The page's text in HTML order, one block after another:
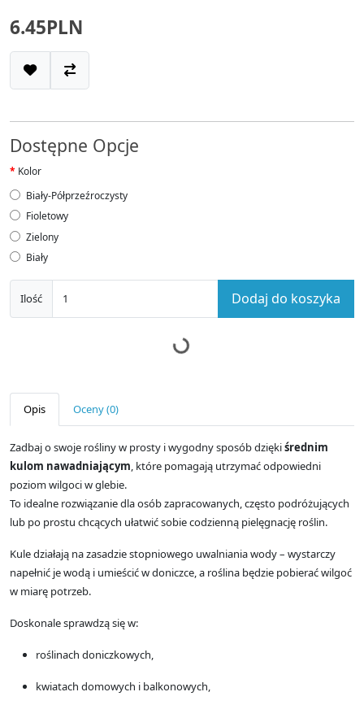
6.45PLN
Dostępne Opcje
Kolor
Biały-Półprzeźroczysty
Fioletowy
Zielony
Biały
Ilość Dodaj do koszyka
Opis Oceny (0)
Zadbaj o swoje rośliny w prosty i wygodny sposób dziękiśrednim
kulom nawadniającym, które pomagają utrzymać odpowiedni
poziom wilgoci w glebie.
To idealne rozwiązanie dla osób zapracowanych, często podróżujących
lub po prostu chcących ułatwić sobie codzienną pielęgnację roślin.
Kule działają na zasadzie stopniowego uwalniania wody – wystarczy
napełnić je wodą i umieścić w doniczce, a roślina będzie pobierać wilgoć
w miarę potrzeb.
Doskonale sprawdzą się w:
roślinach doniczkowych,
kwiatach domowych i balkonowych,